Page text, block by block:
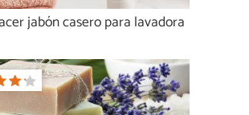
jabón casero para lavadora